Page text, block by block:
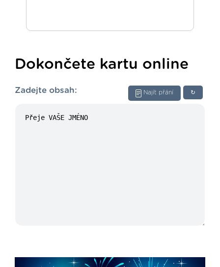
Dokončete kartu online
↻
Najít přání
Zadejte obsah: